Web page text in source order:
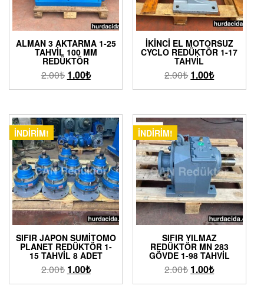
ALMAN 3 AKTARMA 1-25
TAHVIL 100 MM
REDÜKTÖR
2.00₺ 1.00₺
İKINCI EL MOTORSUZ
CYCLO REDÜKTÖR 1-17
TAHVIL
2.00₺ 1.00₺
İNDIRIM!
SIFIR JAPON SUMITOMO
PLANET REDÜKTÖR 1-
15 TAHVIL 8 ADET
2.00₺ 1.00₺
İNDIRIM!
SIFIR YILMAZ
REDÜKTÖR MN 283
GÖVDE 1-98 TAHVIL
2.00₺ 1.00₺